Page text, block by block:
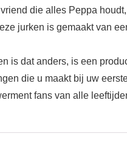
die alles Peppa
jurken is gemaakt van
is dat anders, is een
die u maakt bij uw
fans van alle